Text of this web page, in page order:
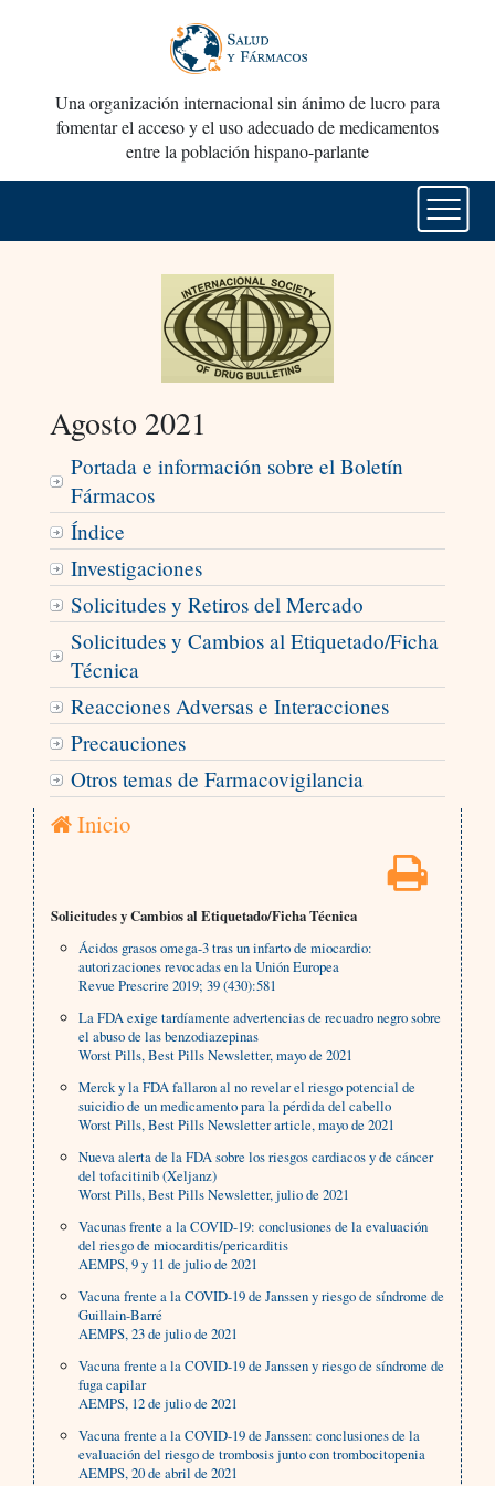
Una organización internacional sin ánimo de lucro para
fomentar el acceso y el uso adecuado de medicamentos
entre la población hispano-parlante
Agosto 2021
Portada e información sobre el Boletín
Fármacos
Índice
Investigaciones
Solicitudes y Retiros del Mercado
Solicitudes y Cambios al Etiquetado/Ficha
Técnica
Reacciones Adversas e Interacciones
Precauciones
Otros temas de Farmacovigilancia
Inicio
Solicitudes y Cambios al Etiquetado/Ficha Técnica
Ácidos grasos omega-3 tras un infarto de miocardio:
autorizaciones revocadas en la Unión Europea
Revue Prescrire 2019; 39 (430):581
La FDA exige tardíamente advertencias de recuadro negro sobre
el abuso de las benzodiazepinas
Worst Pills, Best Pills Newsletter, mayo de 2021
Merck y la FDA fallaron al no revelar el riesgo potencial de
suicidio de un medicamento para la pérdida del cabello
Worst Pills, Best Pills Newsletter article, mayo de 2021
Nueva alerta de la FDA sobre los riesgos cardiacos y de cáncer
del tofacitinib (Xeljanz)
Worst Pills, Best Pills Newsletter, julio de 2021
Vacunas frente a la COVID-19: conclusiones de la evaluación
del riesgo de miocarditis/pericarditis
AEMPS, 9 y 11 de julio de 2021
Vacuna frente a la COVID-19 de Janssen y riesgo de síndrome de
Guillain-Barré
AEMPS, 23 de julio de 2021
Vacuna frente a la COVID-19 de Janssen y riesgo de síndrome de
fuga capilar
AEMPS, 12 de julio de 2021
Vacuna frente a la COVID-19 de Janssen: conclusiones de la
evaluación del riesgo de trombosis junto con trombocitopenia
AEMPS, 20 de abril de 2021